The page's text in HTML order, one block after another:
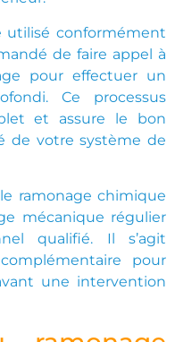
conformément
de faire appel à
pour effectuer un
Ce processus
et assure le bon
de votre système de
ramonage chimique
mécanique régulier
qualifié. Il s’agit
pour
une intervention